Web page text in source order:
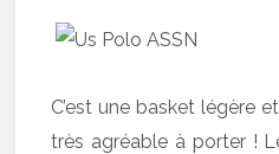
C’est une basket légère
très agréable à porter !